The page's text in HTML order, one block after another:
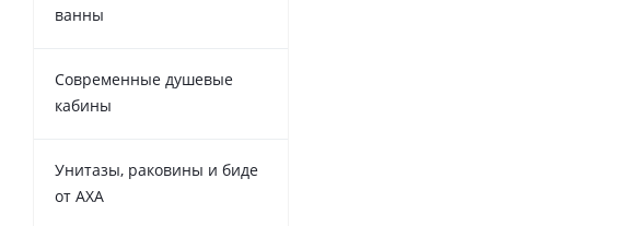
ванны
Современные душевые
кабины
Унитазы, раковины и биде
от AXA